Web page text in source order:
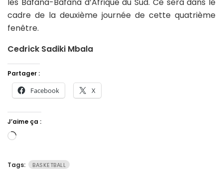
les Bafana-Bafana d’Afrique du Sud. Ce sera dans le
cadre de la deuxième journée de cette quatrième
fenêtre.
Cedrick Sadiki Mbala
Partager :
Facebook X
J’aime ça :
Chargement…
Tags: BASKETBALL